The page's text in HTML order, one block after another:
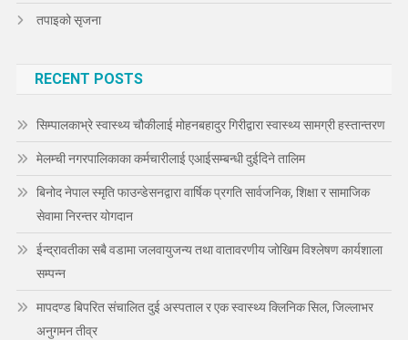
तपाइको सृजना
RECENT POSTS
सिम्पालकाभ्रे स्वास्थ्य चौकीलाई मोहनबहादुर गिरीद्वारा स्वास्थ्य सामग्री हस्तान्तरण
मेलम्ची नगरपालिकाका कर्मचारीलाई एआईसम्बन्धी दुईदिने तालिम
बिनोद नेपाल स्मृति फाउन्डेसनद्वारा वार्षिक प्रगति सार्वजनिक, शिक्षा र सामाजिक
सेवामा निरन्तर योगदान
ईन्द्रावतीका सबै वडामा जलवायुजन्य तथा वातावरणीय जोखिम विश्लेषण कार्यशाला
सम्पन्न
मापदण्ड बिपरित संचालित दुई अस्पताल र एक स्वास्थ्य क्लिनिक सिल, जिल्लाभर
अनुगमन तीव्र